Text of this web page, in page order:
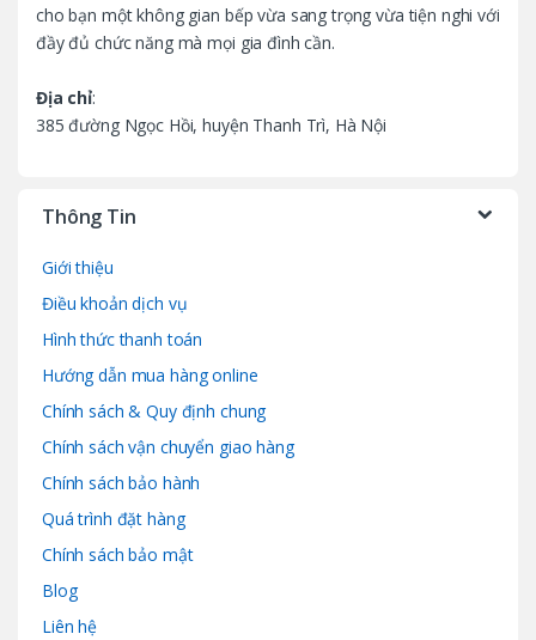
cho bạn một không gian bếp vừa sang trọng vừa tiện nghi với
đầy đủ chức năng mà mọi gia đình cần.
Địa chỉ:
385 đường Ngọc Hồi, huyện Thanh Trì, Hà Nội
Thông Tin
Giới thiệu
Điều khoản dịch vụ
Hình thức thanh toán
Hướng dẫn mua hàng online
Chính sách & Quy định chung
Chính sách vận chuyển giao hàng
Chính sách bảo hành
Quá trình đặt hàng
Chính sách bảo mật
Blog
Liên hệ